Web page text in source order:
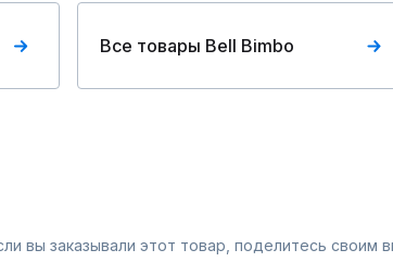
Все товары Bell Bimbo
вы заказывали этот товар, поделитесь своим